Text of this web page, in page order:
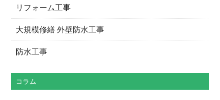
リフォーム工事
大規模修繕 外壁防水工事
防水工事
コラム